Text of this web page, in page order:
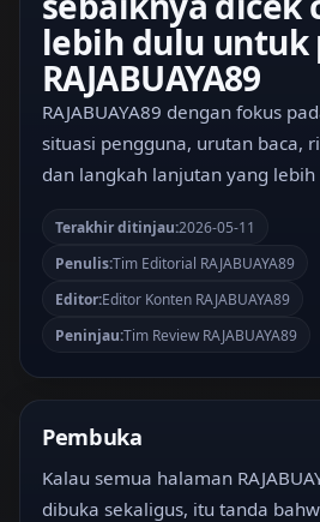
lebih dulu untuk
RAJABUAYA89
RAJABUAYA89 dengan fokus
situasi pengguna, urutan baca,
dan langkah lanjutan yang lebih
Terakhir ditinjau:2026-05-11
Penulis:Tim Editorial RAJABUAYA89
Editor:Editor Konten RAJABUAYA89
Peninjau:Tim Review RAJABUAYA89
Pembuka
Kalau semua halaman
dibuka sekaligus, itu tanda